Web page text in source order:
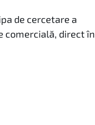
de cercetare a
comercială, direct în